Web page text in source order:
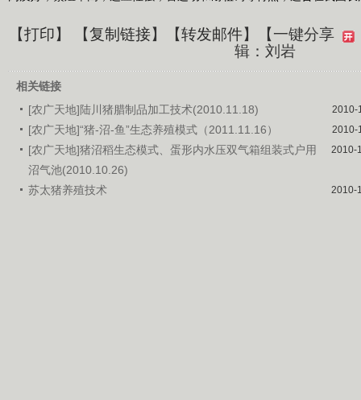
【打印】 【复制链接】【转发邮件】
【一键分享
辑：刘岩
相关链接
[农广天地]陆川猪腊制品加工技术(2010.11.18)
2010-
[农广天地]“猪-沼-鱼”生态养殖模式（2011.11.16） 2010-
[农广天地]猪沼稻生态模式、蛋形内水压双气箱组装式户用
沼气池(2010.10.26)
2010-
苏太猪养殖技术 2010-